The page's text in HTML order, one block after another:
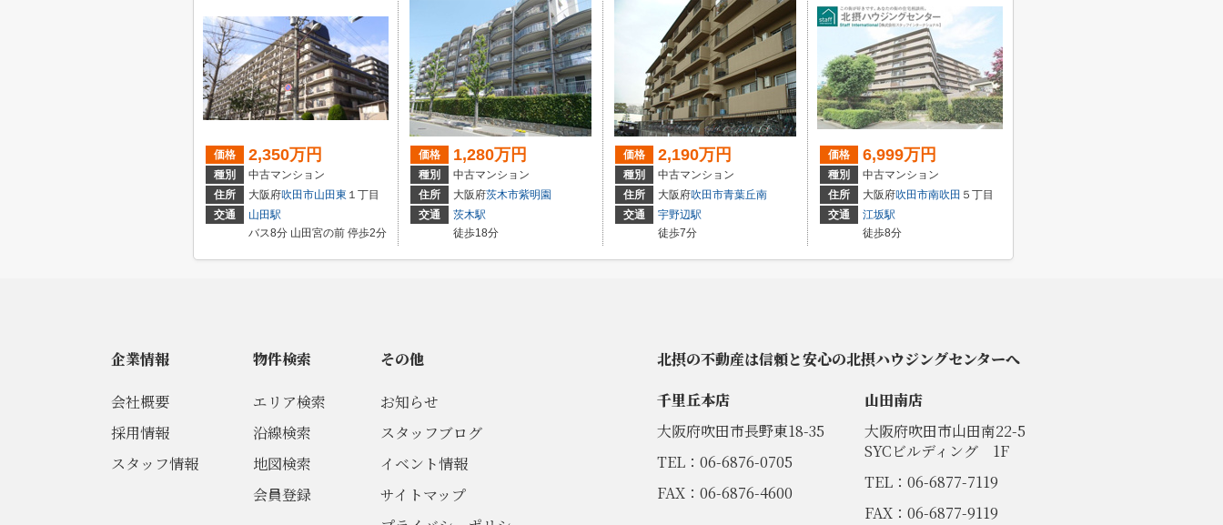
価格 2,350万円
種別
中古マンション
住所
大阪府吹田市山田東 １丁目
交通
山田駅
バス8分 山田宮の前 停歩2分
価格 1,280万円
種別
中古マンション
住所
大阪府茨木市紫明園
交通
茨木駅
徒歩18分
価格 2,190万円
種別
中古マンション
住所
大阪府吹田市青葉丘南
交通
宇野辺駅
徒歩7分
価格 6,999万円
種別
中古マンション
住所
大阪府吹田市南吹田 ５丁目
交通
江坂駅
徒歩8分
企業情報
会社概要
採用情報
スタッフ情報
物件検索
エリア検索
沿線検索
地図検索
会員登録
その他
お知らせ
スタッフブログ
イベント情報
サイトマップ
北摂の不動産は信頼と安心の北摂ハウジングセンターへ
千里丘本店
大阪府吹田市長野東18-35
TEL：06-6876-0705
FAX：06-6876-4600
山田南店
大阪府吹田市山田南22-5
SYCビルディング 1F
TEL：06-6877-7119
FAX：06-6877-9119